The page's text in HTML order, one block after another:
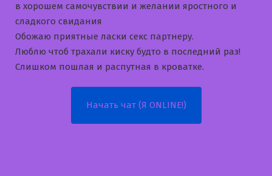
в хорошем самочувствии и желании яростного и
сладкого свидания
Обожаю приятные ласки секс партнеру.
Люблю чтоб трахали киску будто в последний раз!
Слишком пошлая и распутная в кроватке.
Начать чат (Я ONLINE!)